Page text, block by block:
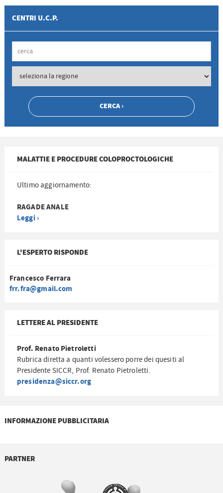
CENTRI U.C.P.
MALATTIE E PROCEDURE COLOPROCTOLOGICHE
Ultimo aggiornamento:
RAGADE ANALE
Leggi ›
L'ESPERTO RISPONDE
Francesco Ferrara
frr.fra@gmail.com
LETTERE AL PRESIDENTE
Prof. Renato Pietroletti
Rubrica diretta a quanti volessero porre dei quesiti al
Presidente SICCR, Prof. Renato Pietroletti.
presidenza@siccr.org
INFORMAZIONE PUBBLICITARIA
PARTNER